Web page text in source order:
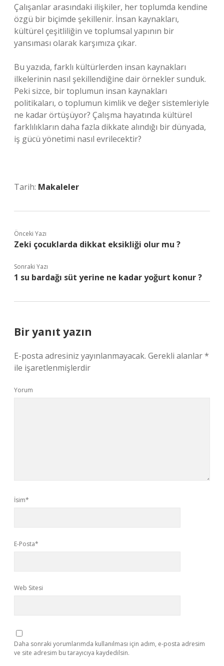
Çalışanlar arasındaki ilişkiler, her toplumda kendine
özgü bir biçimde şekillenir. İnsan kaynakları,
kültürel çeşitliliğin ve toplumsal yapının bir
yansıması olarak karşımıza çıkar.
Bu yazıda, farklı kültürlerden insan kaynakları
ilkelerinin nasıl şekillendiğine dair örnekler sunduk.
Peki sizce, bir toplumun insan kaynakları
politikaları, o toplumun kimlik ve değer sistemleriyle
ne kadar örtüşüyor? Çalışma hayatında kültürel
farklılıkların daha fazla dikkate alındığı bir dünyada,
iş gücü yönetimi nasıl evrilecektir?
Tarih: Makaleler
Önceki Yazı
Zeki çocuklarda dikkat eksikliği olur mu ?
Sonraki Yazı
1 su bardağı süt yerine ne kadar yoğurt konur ?
Bir yanıt yazın
E-posta adresiniz yayınlanmayacak. Gerekli alanlar*
ile işaretlenmişlerdir
Yorum
İsim*
E-Posta*
Web Sitesi
Daha sonraki yorumlarımda kullanılması için adım, e-posta adresim
ve site adresim bu tarayıcıya kaydedilsin.